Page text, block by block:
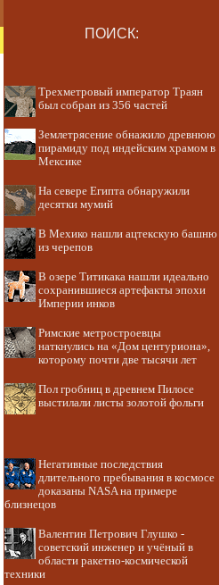
ПОИСК:
Трехметровый император Траян
был собран из 356 частей
Землетрясение обнажило древнюю
пирамиду под индейским храмом в
Мексике
На севере Египта обнаружили
десятки мумий
В Мехико нашли ацтекскую башню
из черепов
В озере Титикака нашли идеально
сохранившиеся артефакты эпохи
Империи инков
Римские метростроевцы
наткнулись на «Дом центуриона»,
которому почти две тысячи лет
Пол гробниц в древнем Пилосе
выстилали листы золотой фольги
Негативные последствия
длительного пребывания в космосе
доказаны NASA на примере
близнецов
Валентин Петрович Глушко -
советский инженер и учёный в
области ракетно-космической
техники